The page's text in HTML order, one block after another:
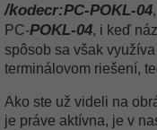
/kodecr:PC-POKL-04
PC-POKL-04, i keď
spôsob sa však
terminálovom riešení,
Ako ste už videli na
je práve aktívna, je v